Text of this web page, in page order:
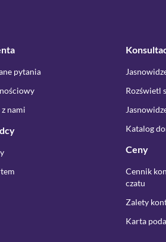
pytania
nami
Rozświetl
Katalog
Ceny
Cennik
czatu
Zalety
Karta